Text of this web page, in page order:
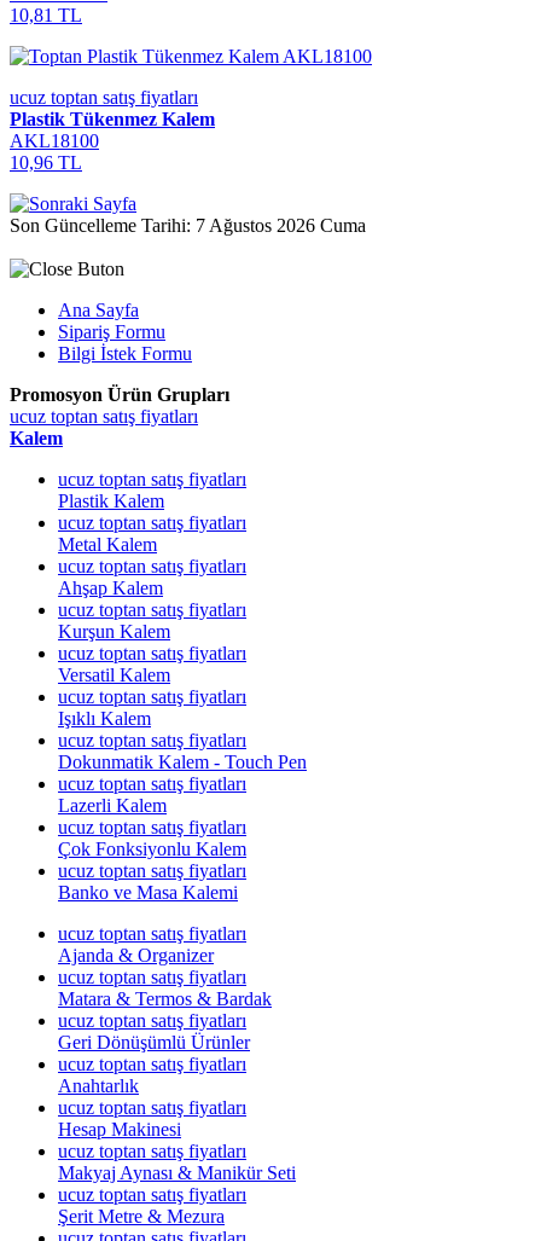
10,81 TL
ucuz toptan satış fiyatları
Plastik Tükenmez Kalem
AKL18100
10,96 TL
Son Güncelleme Tarihi: 7 Ağustos 2026 Cuma
Ana Sayfa
Sipariş Formu
Bilgi İstek Formu
Promosyon Ürün Grupları
ucuz toptan satış fiyatları
Kalem
ucuz toptan satış fiyatları
Plastik Kalem
ucuz toptan satış fiyatları
Metal Kalem
ucuz toptan satış fiyatları
Ahşap Kalem
ucuz toptan satış fiyatları
Kurşun Kalem
ucuz toptan satış fiyatları
Versatil Kalem
ucuz toptan satış fiyatları
Işıklı Kalem
ucuz toptan satış fiyatları
Dokunmatik Kalem - Touch Pen
ucuz toptan satış fiyatları
Lazerli Kalem
ucuz toptan satış fiyatları
Çok Fonksiyonlu Kalem
ucuz toptan satış fiyatları
Banko ve Masa Kalemi
ucuz toptan satış fiyatları
Ajanda & Organizer
ucuz toptan satış fiyatları
Matara & Termos & Bardak
ucuz toptan satış fiyatları
Geri Dönüşümlü Ürünler
ucuz toptan satış fiyatları
Anahtarlık
ucuz toptan satış fiyatları
Hesap Makinesi
ucuz toptan satış fiyatları
Makyaj Aynası & Manikür Seti
ucuz toptan satış fiyatları
Şerit Metre & Mezura